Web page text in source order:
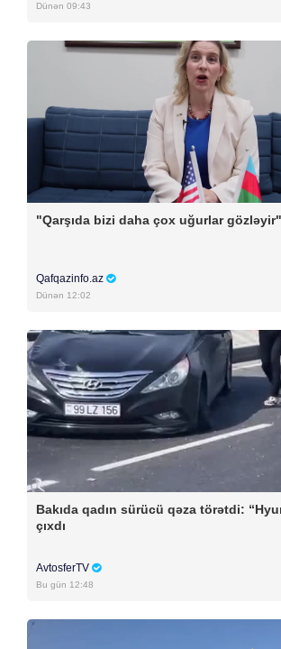
Dünən 09:43
"Qarşıda bizi daha çox uğurlar gözləyir"
Qafqazinfo.az
Dünən 12:02
Bakıda qadın sürücü qəza törətdi:
çıxdı
AvtosferTV
Bu gün 12:48